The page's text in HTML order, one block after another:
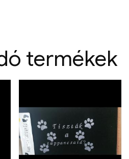
termékek